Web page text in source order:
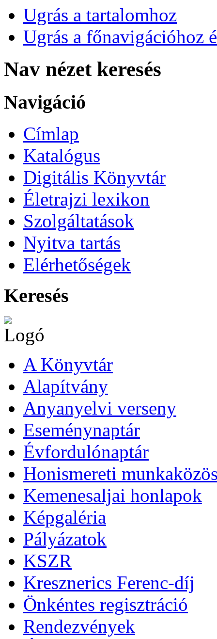
Ugrás a tartalomhoz
Ugrás a főnavigációhoz
Nav nézet keresés
Navigáció
Címlap
Katalógus
Digitális Könyvtár
Életrajzi lexikon
Szolgáltatások
Nyitva tartás
Elérhetőségek
Keresés
A Könyvtár
Alapítvány
Anyanyelvi verseny
Eseménynaptár
Évfordulónaptár
Honismereti
Kemenesaljai honlapok
Képgaléria
Pályázatok
KSZR
Kresznerics Ferenc-díj
Önkéntes regisztráció
Rendezvények